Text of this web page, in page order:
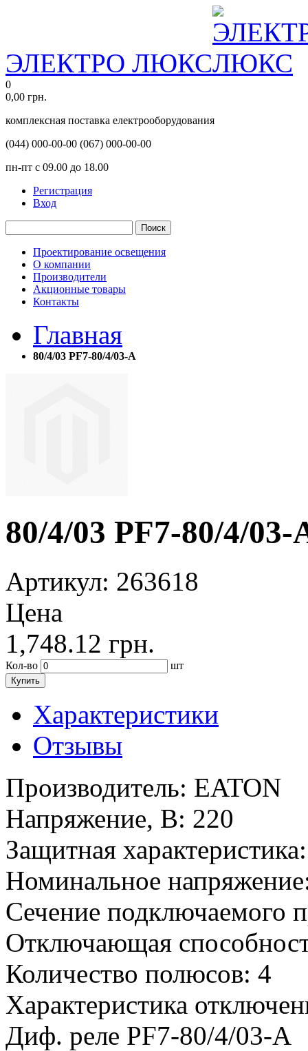
ЭЛЕКТРО ЛЮКС
0
0,00 грн.
комплексная поставка електрооборудования
(044) 000-00-00 (067) 000-00-00
пн-пт с 09.00 до 18.00
Регистрация
Вход
Поиск
Проектирование освещения
О компании
Производители
Акционные товары
Контакты
Главная
80/4/03 PF7-80/4/03-A
80/4/03 PF7-80/4/03-
Артикул: 263618
Цена
1,748.12 грн.
Кол-во шт
Купить
Характеристики
Отзывы
Производитель: EATON
Напряжение, В: 220
Защитная характеристика:
Номинальное
Сечение подключаемого
Отключающая
Количество полюсов: 4
Характеристика
Диф. реле PF7-80/4/03-A